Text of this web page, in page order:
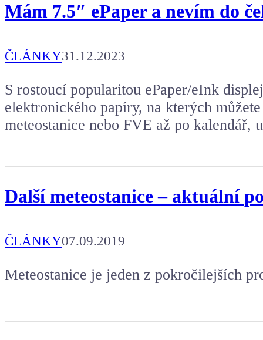
Kafe pro Chiptrona
Aby mohl napsat další článek.
Mám 7.5″ ePaper a nevím do
ČLÁNKY31.12.2023
S rostoucí popularitou ePaper/eInk
elektronického papíry, na kterých
meteostanice nebo FVE až po kalendář,
Další meteostanice – aktuální
ČLÁNKY07.09.2019
Meteostanice je jeden z pokročilejších